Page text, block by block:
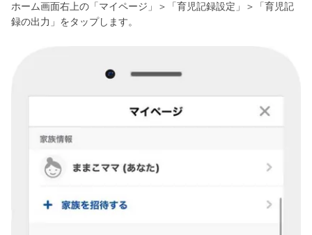
ホーム画面右上の「マイページ」＞「育児記録設定」＞「育児記
録の出力」をタップします。